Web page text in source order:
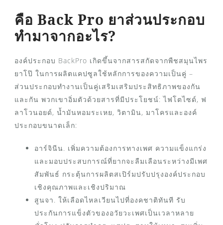
คือ Back Pro ยาส่วนประกอบ
ทำมาจากอะไร?
องค์ประกอบ BackPro เกิดขึ้นจากสารสกัดจากพืชสมุนไพร
ยาโป๊ ในการผลิตแคปซูลใช้หลักการของความเป็นคู่ –
ส่วนประกอบทำงานเป็นคู่เสริมเสริมประสิทธิภาพของกัน
และกัน พวกเขาอิ่มตัวด้วยสารที่มีประโยชน์: ไฟโตไซด์, ฟ
ลาโวนอยด์, น้ำมันหอมระเหย, วิตามิน, มาโครและองค์
ประกอบขนาดเล็ก:
อาร์จินีน. เพิ่มความต้องการทางเพศ ความแข็งแกร่ง
และมอบประสบการณ์ที่ยากจะลืมเลือนระหว่างมีเพศ
สัมพันธ์ กระตุ้นการผลิตสเปิร์มปรับปรุงองค์ประกอบ
เชิงคุณภาพและเชิงปริมาณ
สูนจา. ให้เลือดไหลเวียนไปที่องคชาติทันที รับ
ประกันการแข็งตัวของอวัยวะเพศเป็นเวลาหลาย